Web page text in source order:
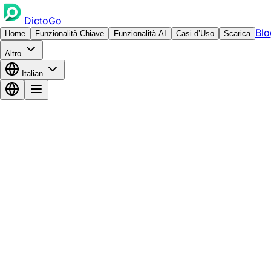
DictoGo
Home Funzionalità Chiave Funzionalità AI Casi d’Uso Scarica
Altro
Italian